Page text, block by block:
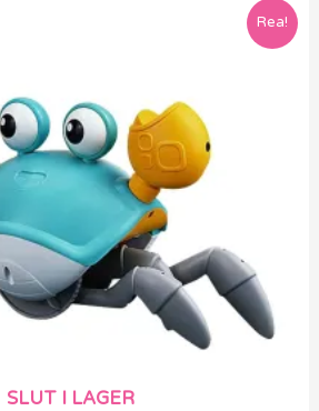
Rea!
SLUT I LAGER
har
flera
varianter.
olika
alternativen
på